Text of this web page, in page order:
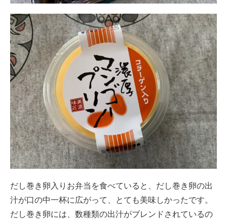
だし巻き卵入りお弁当を食べていると、だし巻き卵の出
汁が口の中一杯に広がって、とても美味しかったです。
だし巻き卵には、数種類の出汁がブレンドされているの